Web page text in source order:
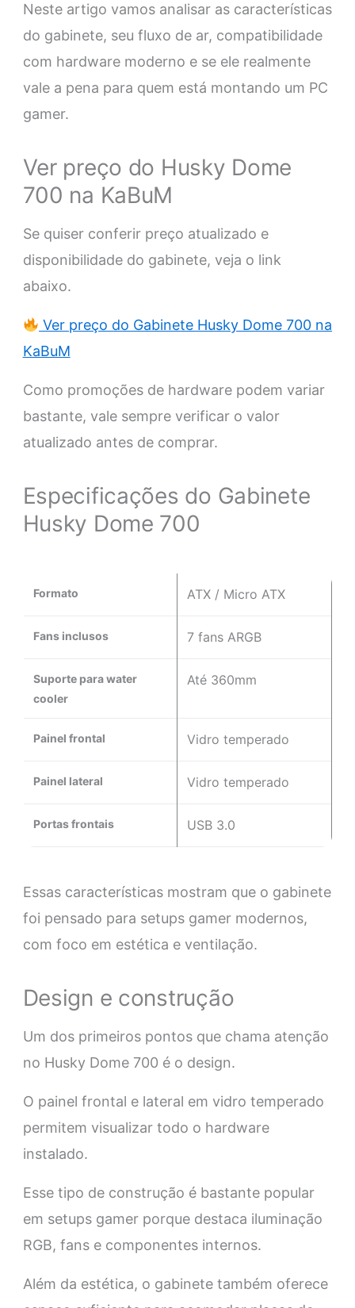
Neste artigo vamos analisar as características
do gabinete, seu fluxo de ar, compatibilidade
com hardware moderno e se ele realmente
vale a pena para quem está montando um PC
gamer.
Ver preço do Husky Dome
700 na KaBuM
Se quiser conferir preço atualizado e
disponibilidade do gabinete, veja o link
abaixo.
Ver preço do Gabinete Husky Dome 700 na
KaBuM
Como promoções de hardware podem variar
bastante, vale sempre verificar o valor
atualizado antes de comprar.
Especificações do Gabinete
Husky Dome 700
Formato ATX / Micro ATX
Fans inclusos 7 fans ARGB
Suporte para water
cooler
Até 360mm
Painel frontal Vidro temperado
Painel lateral Vidro temperado
Portas frontais USB 3.0
Essas características mostram que o gabinete
foi pensado para setups gamer modernos,
com foco em estética e ventilação.
Design e construção
Um dos primeiros pontos que chama atenção
no Husky Dome 700 é o design.
O painel frontal e lateral em vidro temperado
permitem visualizar todo o hardware
instalado.
Esse tipo de construção é bastante popular
em setups gamer porque destaca iluminação
RGB, fans e componentes internos.
Além da estética, o gabinete também oferece